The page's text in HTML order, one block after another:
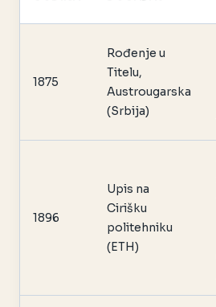
1875
Rođenje u
Titelu,
Austrougarska
(Srbija)
1896
Upis na
Cirišku
politehniku
(ETH)